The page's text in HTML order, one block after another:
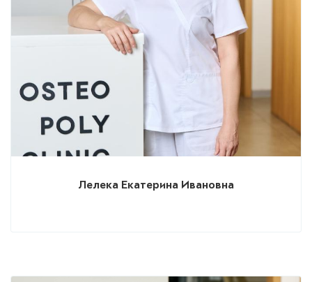
Лелека Екатерина Ивановна